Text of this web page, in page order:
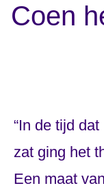
Coen
“In de tijd
zat ging het
Een maat